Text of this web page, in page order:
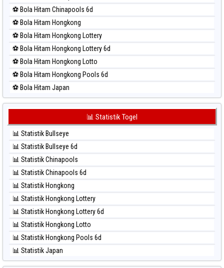
⚽ Bola Merah North Carolina Day
⚽ Bola Merah Pcso
⚽ Bola Merah Sao Paulo
⚽ Bola Merah Singapore
⚽ Bola Merah Sydney
⚽ Bola Merah Sydney Lottery
⚽ Bola Merah Sydney Lottery 6d
⚽ Bola Merah Sydney Lotto
⚽ Bola Merah Taiwan
⚽ Bola Hitam Chinapools 6d
⚽ Bola Hitam Hongkong
⚽ Bola Hitam Hongkong Lottery
⚽ Bola Hitam Hongkong Lottery 6d
⚽ Bola Hitam Hongkong Lotto
⚽ Bola Hitam Hongkong Pools 6d
⚽ Bola Hitam Japan
⚽ Bola Hitam Japan 6d
⚽ Bola Hitam Kuda Lari
⚽ Bola Hitam Magnum Cambodia
⚽ Bola Hitam Nagoya
⚽ Bola Hitam North Carolina Day
⚽ Bola Hitam Pcso
⚽ Bola Hitam Sao Paulo
⚽ Bola Hitam Singapore
⚽ Bola Hitam Sydney
⚽ Bola Hitam Sydney Lottery
⚽ Bola Hitam Sydney Lottery 6d
⚽ Bola Hitam Sydney Lotto
📊 Statistik Togel
📊 Statistik Bullseye
📊 Statistik Bullseye 6d
📊 Statistik Chinapools
📊 Statistik Chinapools 6d
📊 Statistik Hongkong
📊 Statistik Hongkong Lottery
📊 Statistik Hongkong Lottery 6d
📊 Statistik Hongkong Lotto
📊 Statistik Hongkong Pools 6d
📊 Statistik Japan
📊 Statistik Japan 6d